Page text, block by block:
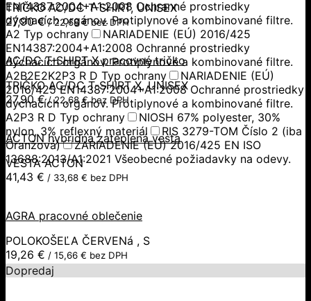
EN14387:2004+A1:2008 Ochranné prostriedky
dýchacích orgánov. Protiplynové a kombinované filtre.
A2 Typ ochrany
NARIADENIE (EÚ) 2016/425
EN14387:2004+A1:2008 Ochranné prostriedky
dýchacích orgánov. Protiplynové a kombinované filtre.
A2B2E2K2P3 R D Typ ochrany
NARIADENIE (EÚ)
2016/425 EN14387:2004+A1:2008 Ochranné prostriedky
dýchacích orgánov. Protiplynové a kombinované filtre.
A2P3 R D Typ ochrany
NIOSH 67% polyester, 30%
nylon, 3% reflexný materiál
RIS 3279-TOM Číslo 2 (iba
Oranžová)
ZARIADENIE (EÚ) 2016/425 EN ISO
13688:2013/A1:2021 Všeobecné požiadavky na odevy.
TRIČKO AC/DC T-SHIRT, UNISEX
27,90€/22,68€bez DPH
AC/DC T-SHIRT X pracovné tričko
TRIČKO AC/DC T-SHIRT X, UNISEX
27,90€/22,68€bez DPH
ACTON hybridná zateplená vesta
VESTA ACTON
41,43 € / 33,68 € bez DPH
AGRA pracovné oblečenie
POLOKOŠEĽA ČERVENá , S
19,26 € / 15,66 € bez DPH
Dopredaj